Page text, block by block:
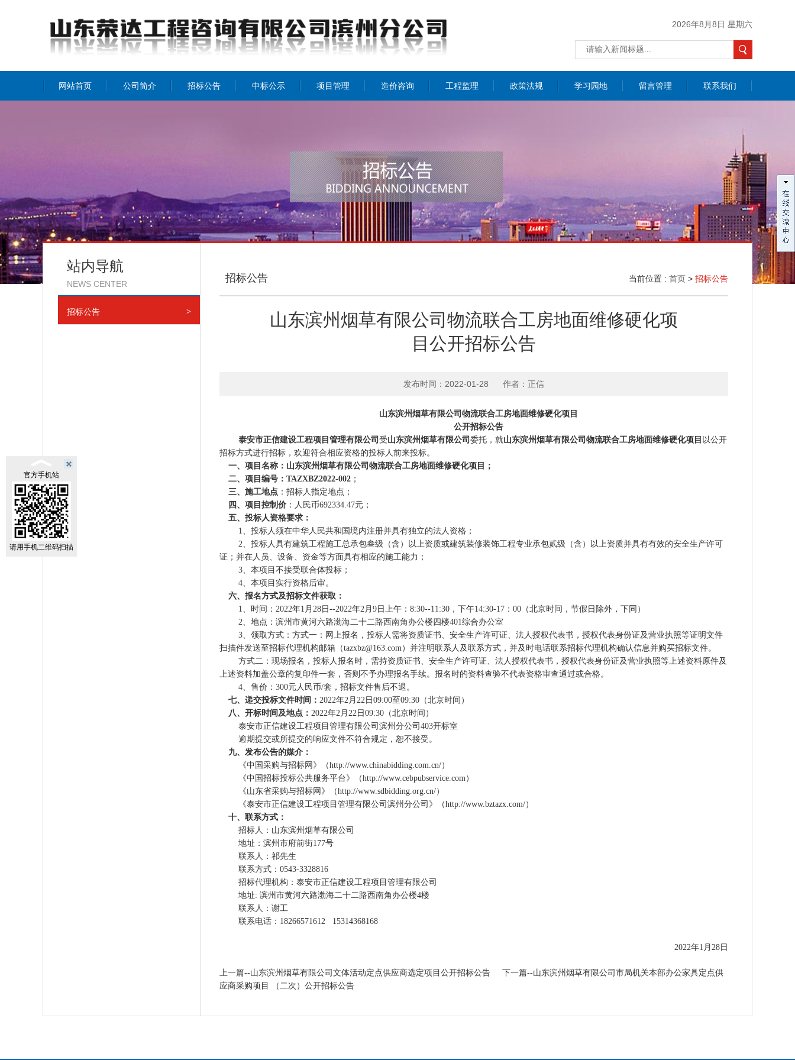
2026年8月8日 星期六
网站首页 公司简介 招标公告 中标公示 项目管理 造价咨询 工程监理 政策法规 学习园地 留言管理 联系我们
站内导航
NEWS CENTER
招标公告 >
招标公告 当前位置 : 首页 > 招标公告
山东滨州烟草有限公司物流联合工房地面维修硬化项
目公开招标公告
发布时间：2022-01-28 作者：正信
山东滨州烟草有限公司物流联合工房地面维修硬化项目
公开招标公告
泰安市正信建设工程项目管理有限公司受山东滨州烟草有限公司委托，就山东滨州烟草有限公司物流联合工房地面维修硬化项目 以公开
招标方式进行招标，欢迎符合相应资格的投标人前来投标。
一、项目名称：山东滨州烟草有限公司物流联合工房地面维修硬化项目；
二、项目编号：TAZXBZ2022-002 ；
三、施工地点 ：招标人指定地点；
四、项目控制价 ：人民币692334.47元；
五、投标人资格要求：
1、投标人须在中华人民共和国境内注册并具有独立的法人资格；
2、投标人具有建筑工程施工总承包叁级（含）以上资质或建筑装修装饰工程专业承包贰级（含）以上资质并具有有效的安全生产许可
证；并在人员、设备、资金等方面具有相应的施工能力；
3、本项目不接受联合体投标；
4、本项目实行资格后审。
六、报名方式及招标文件获取：
1、时间： 2022年1 月 28 日 --2022年2月 9 日上午： 8:30--11:30 ，下午14:30-17 ： 00 （北京时间，节假日除外，下同）
2、地点：滨州市黄河六路渤海二十二路西南角办公楼四楼401综合办公室
3、领取方式：方式一：网上报名，投标人需将资质证书、安全生产许可证、法人授权代表书，授权代表身份证及营业执照等证明文件
扫描件发送至招标代理机构邮箱（tazxbz@163.com）并注明联系人及联系方式，并及时电话联系招标代理机构确认信息并购买招标文件。
方式二：现场报名，投标人报名时，需持资质证书、安全生产许可证、法人授权代表书，授权代表身份证及营业执照等上述资料原件及
上述资料加盖公章的复印件一套，否则不予办理报名手续。报名时的资料查验不代表资格审查通过或合格。
4、售价： 300元人民币/套，招标文件售后不退。
七、递交投标文件时间： 2022年2月 22 日 09:00至09:30 （北京时间）
八、开标时间及地点： 2022年2月 22 日 09:30 （北京时间）
泰安市正信建设工程项目管理有限公司滨州分公司 403开标室
逾期提交或所提交的响应文件不符合规定，恕不接受。
九、发布公告的媒介：
《中国采购与招标网》（http://www.chinabidding.com.cn/）
《中国招标投标公共服务平台》（http://www.cebpubservice.com）
《山东省采购与招标网》（http://www.sdbidding.org.cn/）
《泰安市正信建设工程项目管理有限公司滨州分公司》（http://www.bztazx.com/）
十、联系方式：
招标人：山东滨州烟草有限公司
地址：滨州市府前街177号
联系人：祁先生
联系方式： 0543-3328816
招标代理机构：泰安市正信建设工程项目管理有限公司
地址: 滨州市黄河六路渤海二十二路西南角办公楼4楼
联系人：谢工
联系电话： 18266571612 15314368168
2022年1 月 28 日
上一篇--山东滨州烟草有限公司文体活动定点供应商选定项目公开招标公告
下一篇--山东滨州烟草有限公司市局机关本部办公家具定点供
应商采购项目 （二次）公开招标公告
官方手机站
请用手机二维码扫描